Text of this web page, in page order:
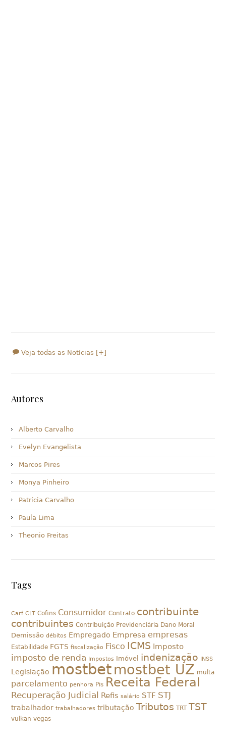
Veja todas as Notícias [+]
Autores
Alberto Carvalho
Evelyn Evangelista
Marcos Pires
Monya Pinheiro
Patrícia Carvalho
Paula Lima
Theonio Freitas
Tags
Carf CLT Cofins Consumidor Contrato contribuinte
contribuintes Contribuição Previdenciária Dano Moral
Demissão débitos Empregado Empresa empresas
Estabilidade FGTS fiscalização Fisco ICMS Imposto
imposto de renda Impostos Imóvel indenização INSS
Legislação mostbetmostbet UZ multa
parcelamento penhora Pis Receita Federal
Recuperação Judicial Refis salário STF STJ
trabalhador trabalhadores tributação Tributos TRT TST
vulkan vegas